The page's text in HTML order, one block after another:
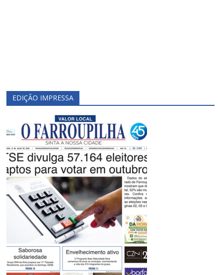
EDIÇÃO IMPRESSA